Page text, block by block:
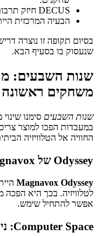
DECUS חיזק תרבות של שיתוף ותכנון משותף.
הבעיה המרכזית
בסיום תקופה זו נוצרה
שנעסוק בו בסעיף הבא.
שנות השבעים:
משחקים ראשונה
שנות השבעים סימנו
במעבדות הפכו למוצר
החוויה אל הטלוויזיה
Odyssey של Magnavox: חיבור לטלוויזיה כנקודת מפנה
Magnavox Odyssey
לטלוויזיה. בכך היא
אפשר להתחיל שימש.
Computer Space: ניסוי ארקייד בשולי ה- Spacewar!